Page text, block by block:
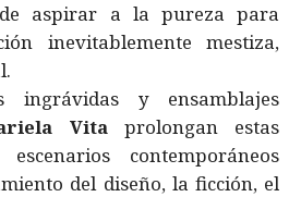
aspirar a la pureza para
inevitablemente mestiza,
ingrávidas y ensamblajes
Vitaprolongan estas
contemporáneos
del diseño, la ficción, el